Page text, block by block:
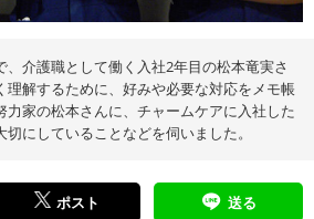
介護職として働く入社2年目の松本竜実さ
理解するために、好みや必要な対応をメモ帳
力家の松本さんに、チャームケアに入社した
にしていることなどを伺いました。
ポスト 送る